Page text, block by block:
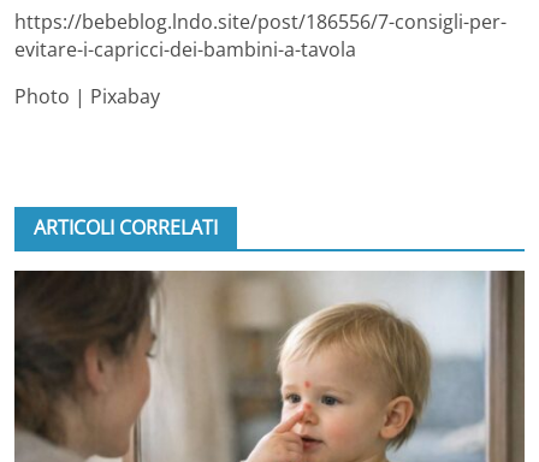
https://bebeblog.lndo.site/post/186556/7-consigli-per-
evitare-i-capricci-dei-bambini-a-tavola
Photo | Pixabay
ARTICOLI CORRELATI